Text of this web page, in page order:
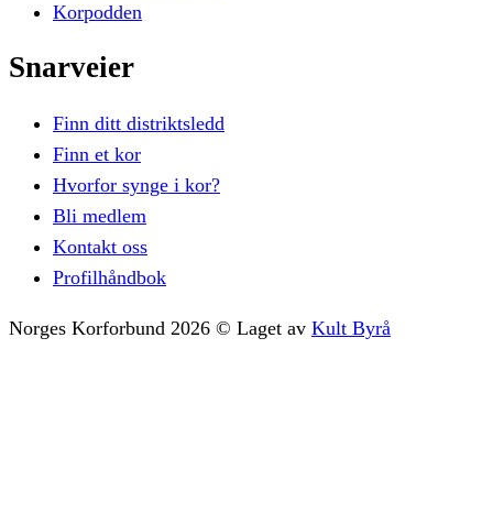
Korpodden
Snarveier
Finn ditt distriktsledd
Finn et kor
Hvorfor synge i kor?
Bli medlem
Kontakt oss
Profilhåndbok
Norges Korforbund 2026 © Laget av Kult Byrå